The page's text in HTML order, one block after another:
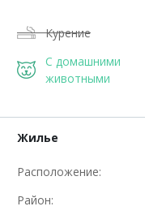
Курение
С домашними
животными
Жилье
Расположение:
Район: